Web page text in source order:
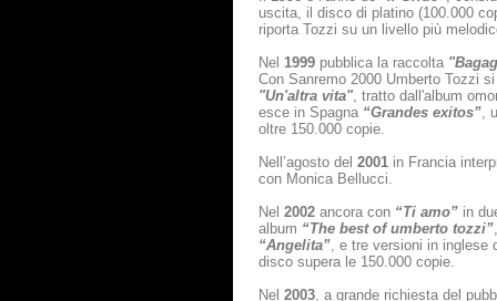
uscita, il disco di platino (100.000
riporta Tozzi su un livello più
Nel 1999 pubblica la raccolta
Con Sanremo 2000 Umberto Tozzi
"Un'altra vita", tratto dall'album
esce in Spagna “Grandes exitos”,
oltre 150.000 copie.
Nell’agosto del 2001 in Francia
con Monica Bellucci.
Nel 2002 ancora con “Ti amo” in
album “The best of umberto tozzi”
“Angelita”, e tre versioni in inglese
disco supera le 150.000 copie.
Nel 2003, a grande richiesta del